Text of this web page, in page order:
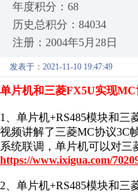
年度积分：68
历史总积分：84034
注册：2004年5月28日
发表于：2021-11-10 19:47:49
单片机和三菱FX5U实现
1、单片机+RS485模块和三
视频讲解了三菱MC协议3C
系统联调，单片机可以对三
https://www.ixigua.com/
2、单片机+RS485模块和三